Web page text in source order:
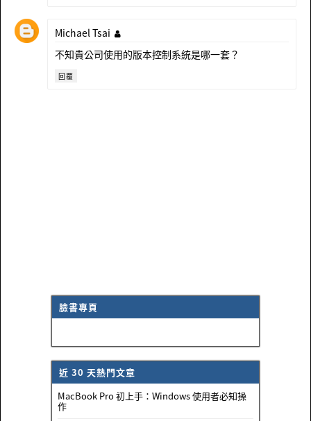
Michael Tsai
不知貴公司使用的版本控制系統是哪一套？
回覆
臉書專頁
近 30 天熱門文章
MacBook Pro 初上手：Windows 使用者必知操
作